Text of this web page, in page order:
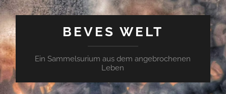
BEVES WELT
Ein Sammelsurium aus dem angebrochenen
Leben